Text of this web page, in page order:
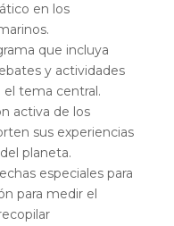
en los
que incluya
y actividades
el tema central.
activa de los
sus experiencias
planeta.
especiales para
para medir el